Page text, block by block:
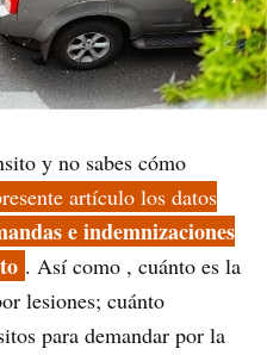
y no sabes cómo
artículo los datos
e indemnizaciones
. Así como , cuánto es la
lesiones; cuánto
para demandar por la